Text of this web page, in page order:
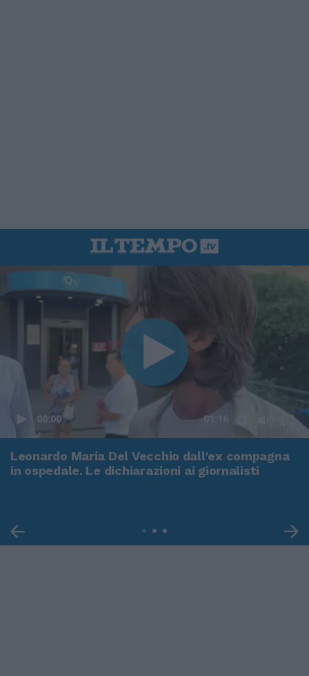
00:00 01:16
Leonardo Maria Del Vecchio dall'ex compagna
in ospedale. Le dichiarazioni ai giornalisti